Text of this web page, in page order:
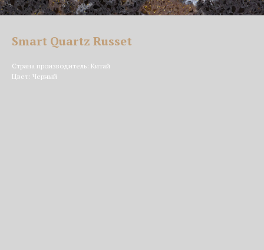
Smart Quartz Russet
Страна производитель: Китай
Цвет: Черный